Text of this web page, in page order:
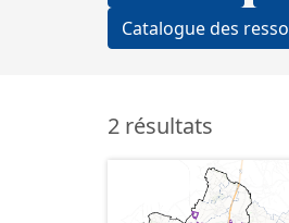
Catalogue des
2 résultats